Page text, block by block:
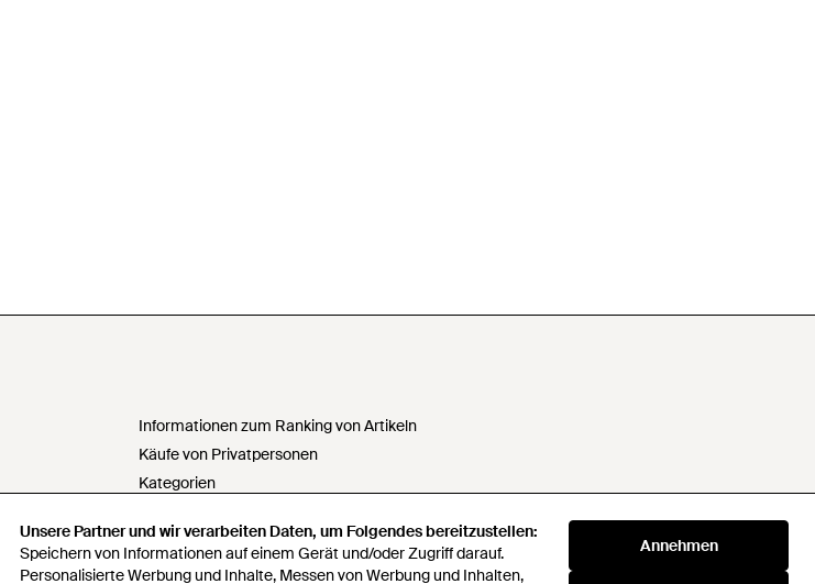
Unsere Partner und wir verarbeiten Daten, um Folgendes bereitzustellen:
Speichern von Informationen auf einem Gerät und/oder Zugriff darauf.
Personalisierte Werbung und Inhalte, Messen von Werbung und Inhalten,
Annehmen
Informationen zum Ranking von Artikeln
Käufe von Privatpersonen
Kategorien
Meine personenbezogenen Daten nicht verkaufen oder
weitergeben